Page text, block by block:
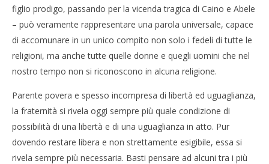
figlio prodigo, passando per la vicenda tragica di Caino e Abele
– può veramente rappresentare una parola universale, capace
di accomunare in un unico compito non solo i fedeli di tutte le
religioni, ma anche tutte quelle donne e quegli uomini che nel
nostro tempo non si riconoscono in alcuna religione.
Parente povera e spesso incompresa di libertà ed uguaglianza,
la fraternità si rivela oggi sempre più quale condizione di
possibilità di una libertà e di una uguaglianza in atto. Pur
dovendo restare libera e non strettamente esigibile, essa si
rivela sempre più necessaria. Basti pensare ad alcuni tra i più